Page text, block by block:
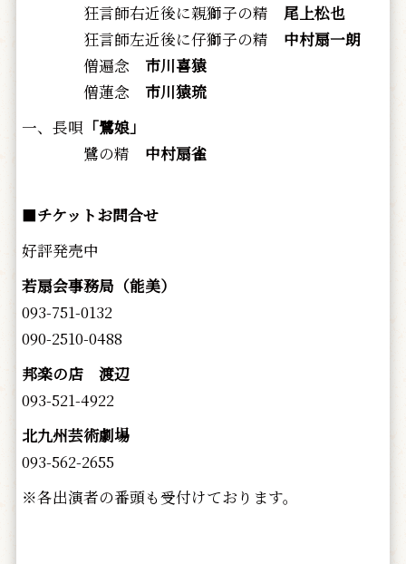
狂言師右近後に親獅子の精 尾上松也
狂言師左近後に仔獅子の精 中村扇一朗
僧遍念 市川喜猿
僧蓮念 市川猿琉
一、長唄 「鷺娘」
鷺の精 中村扇雀
■チケットお問合せ
好評発売中
若扇会事務局（能美）
093-751-0132
090-2510-0488
邦楽の店 渡辺
093-521-4922
北九州芸術劇場
093-562-2655
※各出演者の番頭も受付けております。